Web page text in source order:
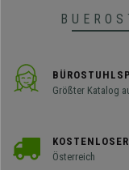
Größter Katalog
Österreich